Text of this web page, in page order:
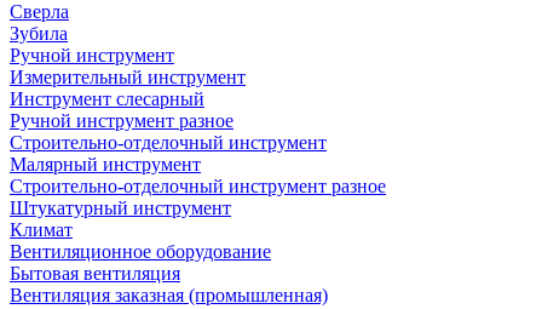
Сверла
Зубила
Ручной инструмент
Измерительный инструмент
Инструмент слесарный
Ручной инструмент разное
Строительно-отделочный инструмент
Малярный инструмент
Строительно-отделочный инструмент разное
Штукатурный инструмент
Климат
Вентиляционное оборудование
Бытовая вентиляция
Вентиляция заказная (промышленная)